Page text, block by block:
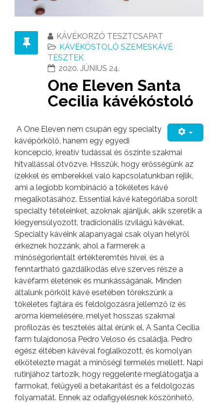
KÁVÉKORZÓ TESZTCSAPAT
KÁVÉKÓSTOLÓ SZEMESKÁVÉ
TESZTEK
2020. JÚNIUS 24.
One Eleven Santa
Cecilia kávékóstoló
A One Eleven nem csupán egy specialty
kávépörkölő, hanem egy egyedi
koncepció, kreatív tudással és őszinte szakmai
hitvallással ötvözve. Hisszük, hogy erősségünk az
ízekkel és emberekkel való kapcsolatunkban rejlik,
ami a legjobb kombináció a tökéletes kávé
megalkotásához. Essential kávé kategóriába sorolt
specialty tételeinket, azoknak ajánljuk, akik szeretik a
kiegyensúlyozott, tradícionális ízvilágú kávékat.
Specialty kávéink alapanyagai csak olyan helyről
érkeznek hozzánk, ahol a farmerek a
minőségorientált értékteremtés hívei, és a
fenntartható gazdálkodás elve szerves része a
kávéfarm életének és munkásságának. Minden
általunk pörkölt kávé esetében törekszünk a
tökéletes fajtára és feldolgozásra jellemző íz és
aroma kiemelésére, melyet hosszas szakmai
profilozás és tesztelés által érünk el. A Santa Cecilia
farm tulajdonosa Pedro Veloso és családja. Pedro
egész éltében kávéval foglalkozott, és komolyan
elkötelezte magát a minőségi termelés mellett. Napi
rutinjához tartozik, hogy reggelente meglátogatja a
farmokat, felügyeli a betakarítást és a feldolgozás
folyamatát. Ennek az odafigyelésnek köszönhető,